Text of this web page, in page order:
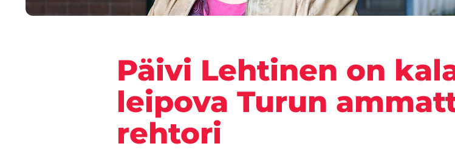
Päivi Lehtinen on
leipova Turun
rehtori